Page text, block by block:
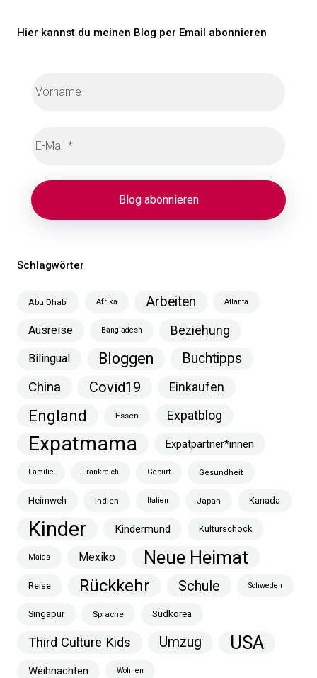
Hier kannst du meinen Blog per Email abonnieren
Schlagwörter
Abu Dhabi Afrika Arbeiten Atlanta
Ausreise Bangladesh Beziehung
Bilingual Bloggen
Buchtipps
China
Covid19 Einkaufen
England Essen Expatblog
Expatmama Expatpartner*innen
Familie Frankreich Geburt Gesundheit
Heimweh Indien Italien Japan Kanada
Kinder Kindermund Kulturschock
Maids Mexiko Neue Heimat
Reise Rückkehr Schule Schweden
Singapur Sprache Südkorea
Third Culture Kids Umzug USA
Weihnachten Wohnen